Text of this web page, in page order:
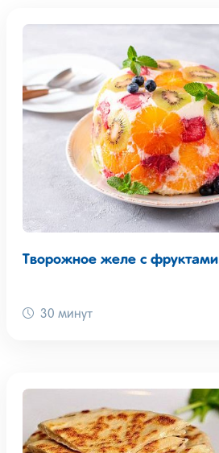
Творожное желе с фруктами
30 минут